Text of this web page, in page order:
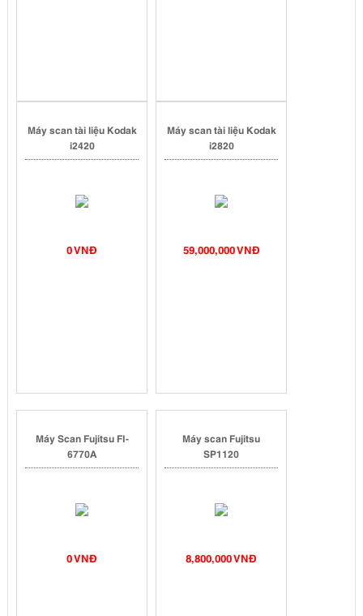
Máy scan tài liệu Kodak
i2420
0 VNĐ
Máy scan tài liệu Kodak
i2820
59,000,000 VNĐ
Máy Scan Fujitsu FI-
6770A
0 VNĐ
Máy scan Fujitsu
SP1120
8,800,000 VNĐ